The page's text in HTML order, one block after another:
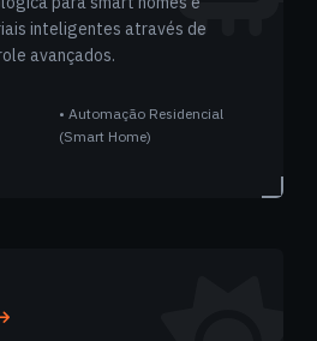
inteligentes através de
avançados.
• Automação Residencial
(Smart Home)